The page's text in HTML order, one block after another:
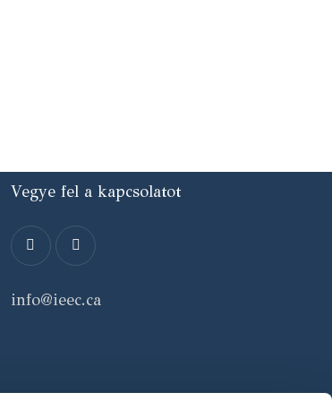
Vegye fel a kapcsolatot
info@ieec.ca